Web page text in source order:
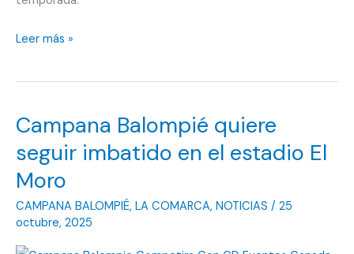
Campana
rompió
imbatibilidad
Cazalla
de
La
Sierra
Leer más »
Campana Balompié quiere
seguir imbatido en el estadio El
Moro
CAMPANA BALOMPIÉ, LA COMARCA, NOTICIAS / 25
octubre, 2025